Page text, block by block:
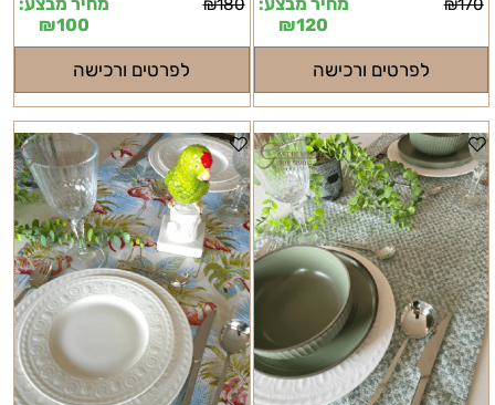
₪170
מחיר מבצע:
₪ 120
לפרטים ורכישה
₪180
מחיר מבצע:
₪ 100
לפרטים ורכישה